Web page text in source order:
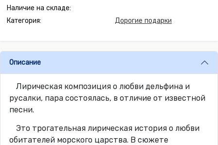
Наличие на складе:
Категория:
Дорогие подарки
Описание
Лирическая композиция о любви дельфина и
русалки, пара состоялась, в отличие от известной
песни.
Это трогательная лирическая история о любви
обитателей морского царства. В сюжете